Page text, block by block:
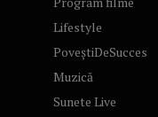
Lifestyle
PoveștiDeSucces
Muzică
Sunete Live